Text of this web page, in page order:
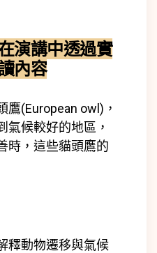
演講中透過實
內容
鷹(European owl) ，
氣候較好的地區，
時，這些貓頭鷹的
釋動物遷移與氣候